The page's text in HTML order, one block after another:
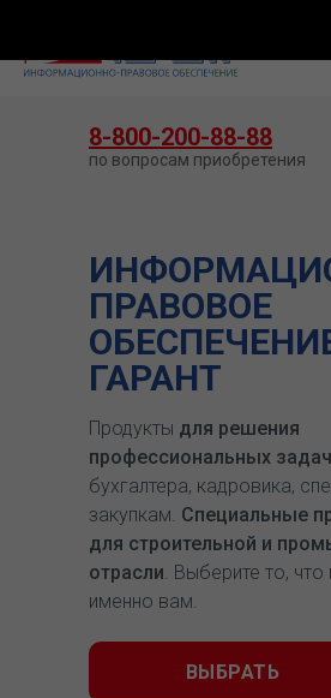
ПРАВОВОЕ
ГАРАНТ
Продукты для решения
профессиональных задач
бухгалтера, кадровика,
закупкам. Специальные
для строительной и
отрасли. Выберите то, что
именно вам.
ВЫБРАТЬ
8-800-200-88-88
по вопросам приобретения